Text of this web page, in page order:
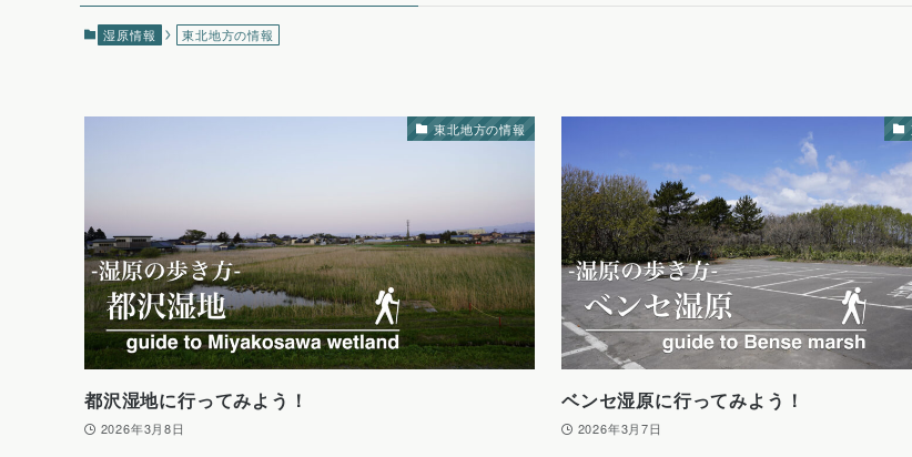
湿原情報 東北地方の情報
東北地方の情報
都沢湿地に行ってみよう！
2026年3月8日
ベンセ湿原に行ってみよう！
2026年3月7日